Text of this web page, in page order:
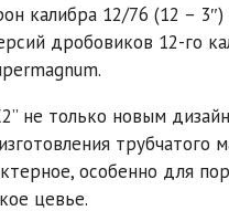
калибра 12/76 (12 –
дробовиков 12-го
не только новым
трубчатого
особенно для
цевье.